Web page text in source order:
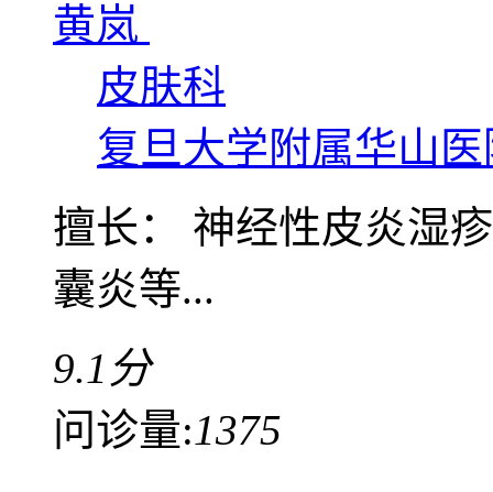
黄岚
皮肤科
复旦大学附属华山医
擅长： 神经性皮炎湿
囊炎等...
9.1分
问诊量:1375